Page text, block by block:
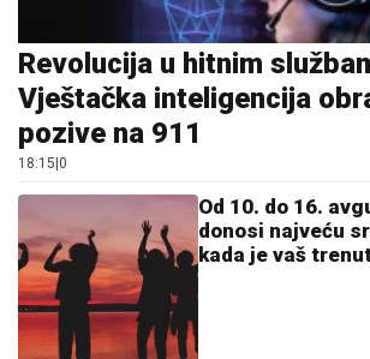
Revolucija u hitnim
Vještačka inteligencija
pozive na 911
18:15 0
Od 10. do 16.
donosi najveću
kada je vaš